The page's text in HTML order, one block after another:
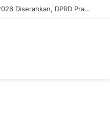
KUA PPAS APBD Perubahan 2026 Diserahkan, DPRD Prabumulih Segera Bahas